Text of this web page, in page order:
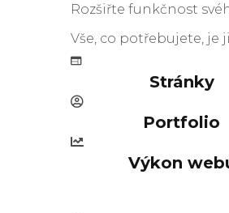
Rozšiřte funkčnost
Vše, co potřebujete, je
Stránky
Portfolio
Výkon